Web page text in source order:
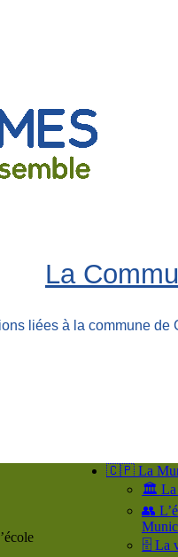
La
liées à la commune
🇨🇵 La
🏛️ La
👥​
🗄️ La